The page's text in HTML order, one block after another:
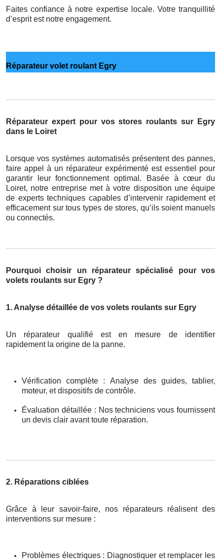
Faites confiance à notre expertise locale. Votre tranquillité
d’esprit est notre engagement.
Réparateur volet roulant Egry
Réparateur expert pour vos stores roulants sur Egry
dans le Loiret
Lorsque vos systèmes automatisés présentent des pannes,
faire appel à un réparateur expérimenté est essentiel pour
garantir leur fonctionnement optimal. Basée à cœur du
Loiret, notre entreprise met à votre disposition une équipe
de experts techniques capables d’intervenir rapidement et
efficacement sur tous types de stores, qu’ils soient manuels
ou connectés.
Pourquoi choisir un réparateur spécialisé pour vos
volets roulants sur Egry ?
1. Analyse détaillée de vos volets roulants sur Egry
Un réparateur qualifié est en mesure de identifier
rapidement la origine de la panne.
Vérification complète : Analyse des guides, tablier,
moteur, et dispositifs de contrôle.
Évaluation détaillée : Nos techniciens vous fournissent
un devis clair avant toute réparation.
2. Réparations ciblées
Grâce à leur savoir-faire, nos réparateurs réalisent des
interventions sur mesure :
Problèmes électriques : Diagnostiquer et remplacer les